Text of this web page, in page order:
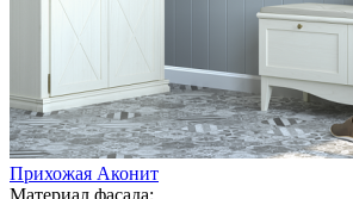
Прихожая Аконит
Материал фасада: